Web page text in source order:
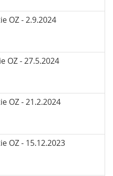
OZ - 2.9.2024
OZ - 27.5.2024
OZ - 21.2.2024
OZ - 15.12.2023